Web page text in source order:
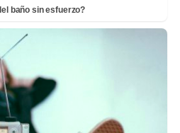
baño sin esfuerzo?